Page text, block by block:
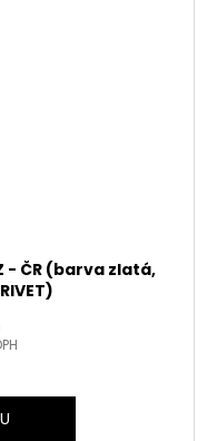
- ČR (barva zlatá,